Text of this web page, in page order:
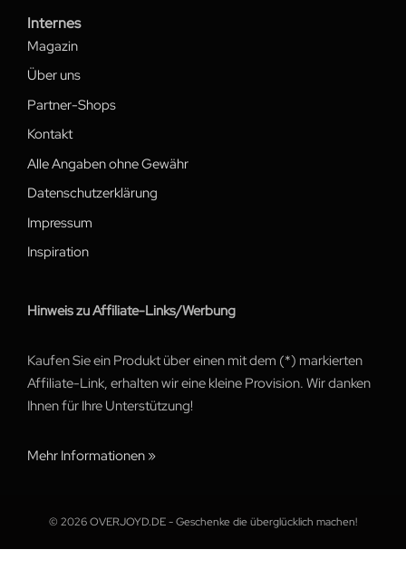
Internes
Magazin
Über uns
Partner-Shops
Kontakt
Alle Angaben ohne Gewähr
Datenschutzerklärung
Impressum
Inspiration
Hinweis zu Affiliate-Links/Werbung
Kaufen Sie ein Produkt über einen mit dem (*) markierten
Affiliate-Link, erhalten wir eine kleine Provision. Wir danken
Ihnen für Ihre Unterstützung!
Mehr Informationen »
© 2026 OVERJOYD.DE - Geschenke die überglücklich machen!